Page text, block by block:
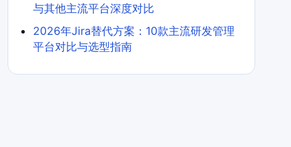
与其他主流平台深度对比
2026年Jira替代方案：10款主流研发管理
平台对比与选型指南